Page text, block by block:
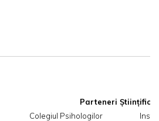
Colegiul Psihologilor